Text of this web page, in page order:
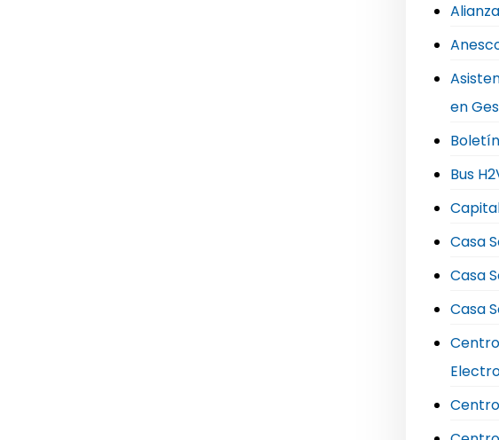
en
Boletín
Bus
Casa
Casa
Casa